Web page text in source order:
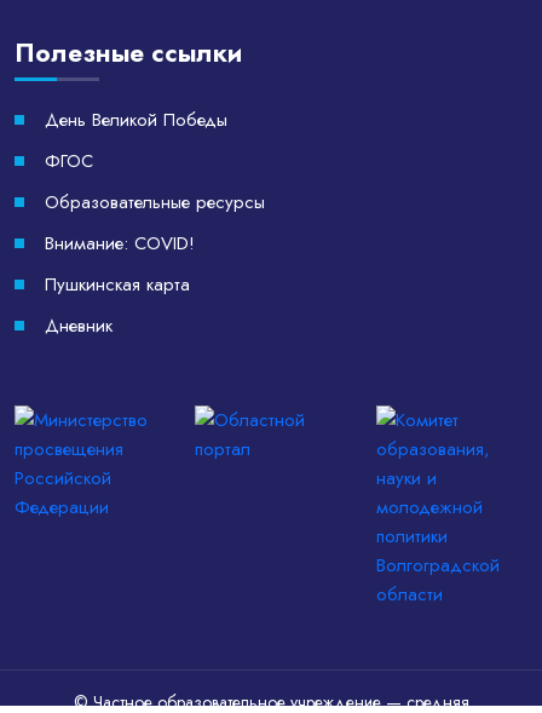
Полезные ссылки
День Великой Победы
ФГОС
Образовательные ресурсы
Внимание: COVID!
Пушкинская карта
Дневник
© Частное образовательное учреждение — средняя